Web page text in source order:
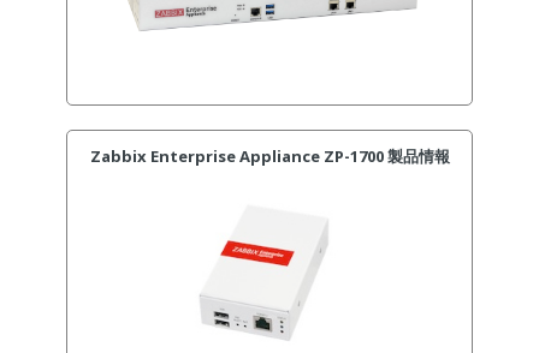
Zabbix Enterprise Appliance ZP-1700 製品情報